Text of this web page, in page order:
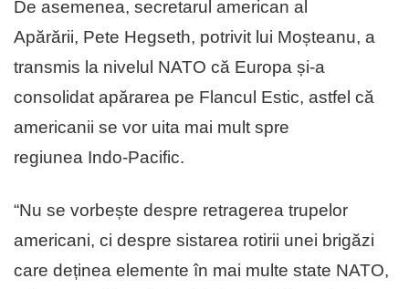
De asemenea, secretarul american al
Apărării, Pete Hegseth, potrivit lui Moșteanu, a
transmis la nivelul NATO că Europa și-a
consolidat apărarea pe Flancul Estic, astfel că
americanii se vor uita mai mult spre
regiunea Indo-Pacific.
“Nu se vorbește despre retragerea trupelor
americani, ci despre sistarea rotirii unei brigăzi
care deținea elemente în mai multe state NATO,